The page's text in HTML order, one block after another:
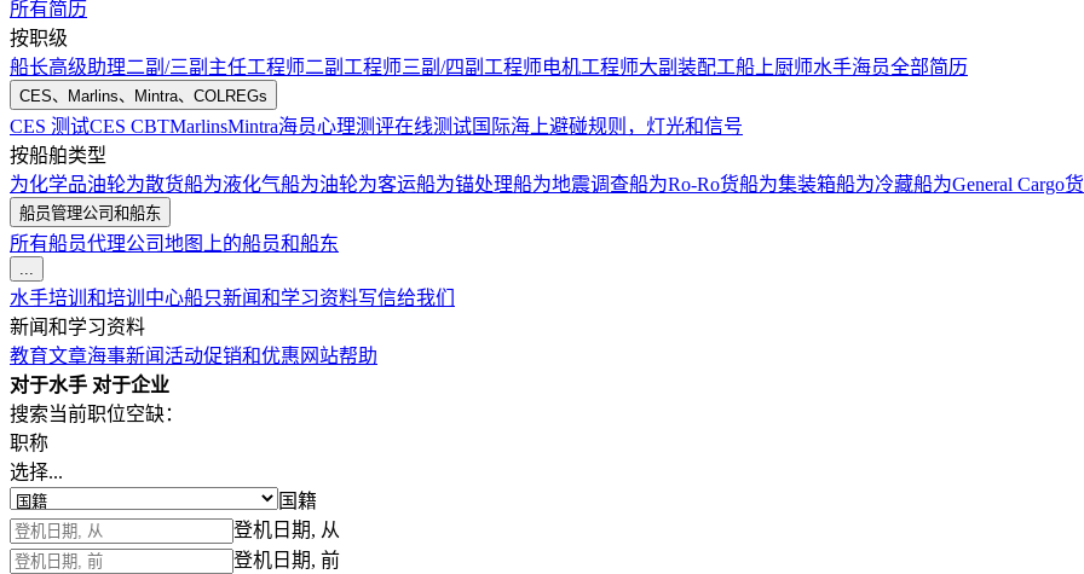
所有简历
按职级
船长高级助理二副/三副 主任工程师二副工程师三副/四副工程师电机工程师大副 装配工船上厨师水手海员全部简历
CES、Marlins、Mintra、COLREGs
CES 测试CES CBTMarlinsMintra海员心理测评在线测试国际海上避碰规则，灯光和信号
按船舶类型
为化学品油轮为散货船为液化气船为油轮为客运船为锚处理船为地震调查船为Ro-Ro货船为集装箱船为冷藏船为General Cargo
船员管理公司和船东
所有船员代理公司地图上的船员和船东
...
水手培训和培训中心船只新闻和学习资料写信给我们
新闻和学习资料
教育文章海事新闻活动促销和优惠 网站帮助
对于水手 对于企业
搜索当前职位空缺：
职称
选择...
国籍
登机日期, 从
登机日期, 前